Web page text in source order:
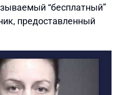
“бесплатный”
предоставленный